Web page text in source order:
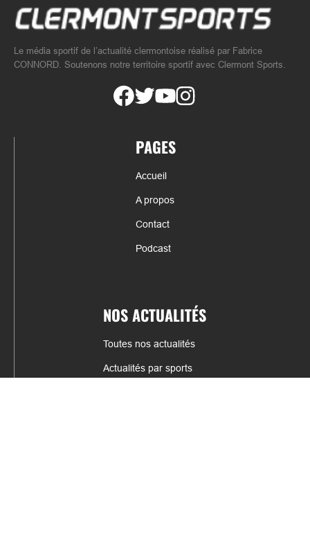
Le média sportif de l’actualité clermontoise réalisé par Fabrice
CONNORD. Soutenons notre territoire sportif avec Clermont Sports.
PAGES
Accueil
A propos
Contact
Podcast
NOS ACTUALITÉS
Toutes nos actualités
Actualités par sports